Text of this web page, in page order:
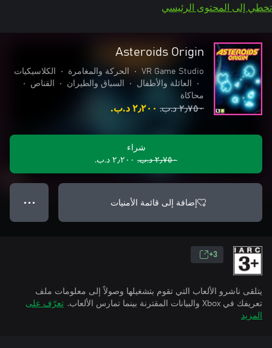
تخطي إلى المحتوى الرئيسي
Asteroids Origin
VR Game Studio
• الحركة والمغامرة •
الكلاسيكيات
•
العائلة والأطفال • السباق والطيران • القناص
•
محاكاة
٢٫٧٥٠ د.ب.‏ ٢٫٢٠٠ د.ب.‏
شراء
٢٫٧٥٠ د.ب.‏
٢٫٢٠٠ د.ب.‏
إضافة إلى قائمة الأمنيات ● ● ●
3+
يتلقى ناشرو الألعاب التي تقوم بتشغيلها وصولاً إلى معلومات ملف
تعريفك في Xbox والبيانات المقترنة بينما تمارس الألعاب.
تعرّف على
المزيد